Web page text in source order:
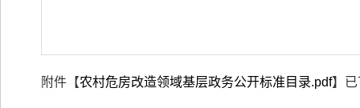
附件【农村危房改造领域基层政务公开标准目录.pdf】